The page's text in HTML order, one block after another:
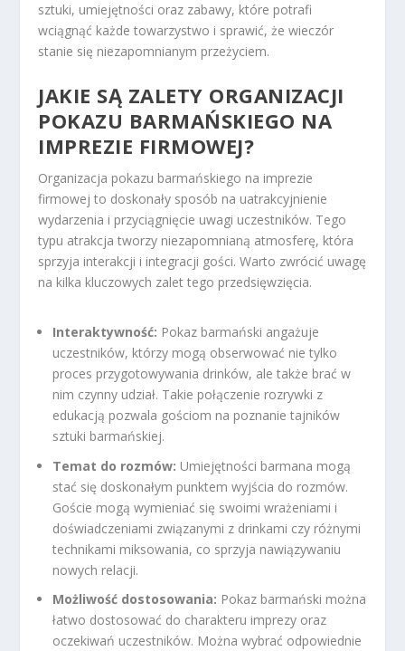
sztuki, umiejętności oraz zabawy, które potrafi
wciągnąć każde towarzystwo i sprawić, że wieczór
stanie się niezapomnianym przeżyciem.
JAKIE SĄ ZALETY ORGANIZACJI
POKAZU BARMAŃSKIEGO NA
IMPREZIE FIRMOWEJ?
Organizacja pokazu barmańskiego na imprezie
firmowej to doskonały sposób na uatrakcyjnienie
wydarzenia i przyciągnięcie uwagi uczestników. Tego
typu atrakcja tworzy niezapomnianą atmosferę, która
sprzyja interakcji i integracji gości. Warto zwrócić uwagę
na kilka kluczowych zalet tego przedsięwzięcia.
Interaktywność: Pokaz barmański angażuje
uczestników, którzy mogą obserwować nie tylko
proces przygotowywania drinków, ale także brać w
nim czynny udział. Takie połączenie rozrywki z
edukacją pozwala gościom na poznanie tajników
sztuki barmańskiej.
Temat do rozmów: Umiejętności barmana mogą
stać się doskonałym punktem wyjścia do rozmów.
Goście mogą wymieniać się swoimi wrażeniami i
doświadczeniami związanymi z drinkami czy różnymi
technikami miksowania, co sprzyja nawiązywaniu
nowych relacji.
Możliwość dostosowania: Pokaz barmański można
łatwo dostosować do charakteru imprezy oraz
oczekiwań uczestników. Można wybrać odpowiednie